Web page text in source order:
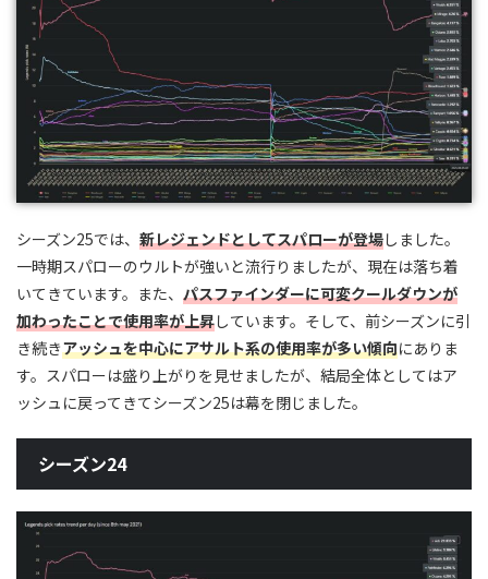
シーズン25では、 新レジェンドとしてスパローが登場しました。
一時期スパローのウルトが強いと流行りましたが、現在は落ち着
いてきています。また、 パスファインダーに可変クールダウンが
加わったことで使用率が上昇しています。そして、前シーズンに引
き続きアッシュを中心にアサルト系の使用率が多い傾向にありま
す。スパローは盛り上がりを見せましたが、結局全体としてはア
ッシュに戻ってきてシーズン25は幕を閉じました。
シーズン24